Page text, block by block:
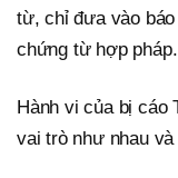
từ, chỉ đưa vào
chứng từ hợp pháp.
Hành vi của bị cáo
vai trò như nhau